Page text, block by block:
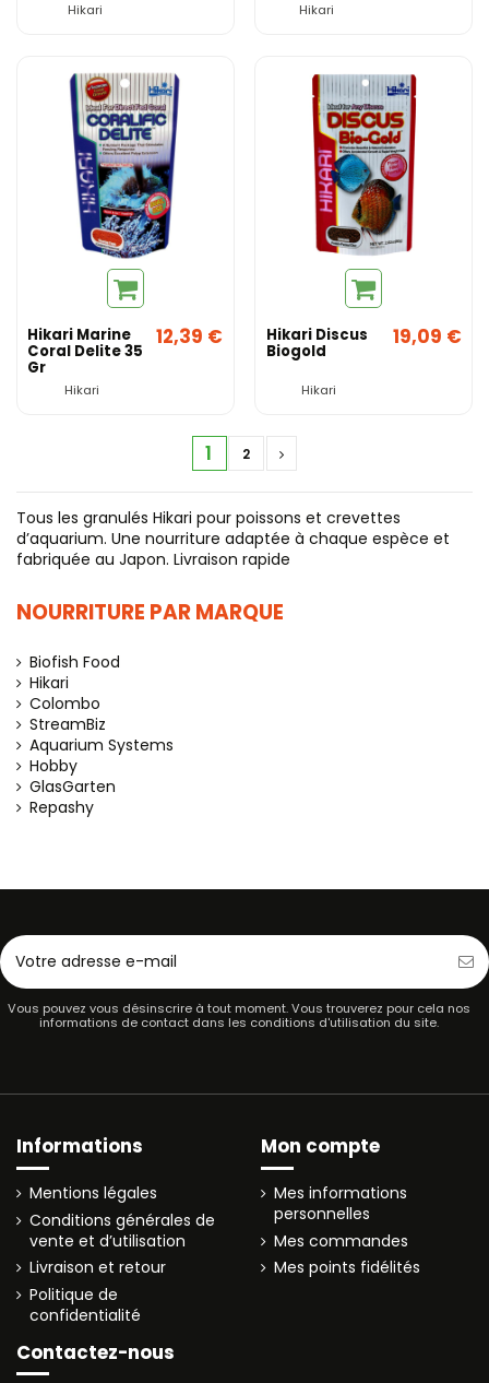
Hikari Hikari
Hikari Marine
Coral Delite 35
Gr
Hikari
12,39 € Hikari Discus
Biogold
Hikari
19,09 €
1 2
Tous les granulés Hikari pour poissons et crevettes
d’aquarium. Une nourriture adaptée à chaque espèce et
fabriquée au Japon. Livraison rapide
NOURRITURE PAR MARQUE
Biofish Food
Hikari
Colombo
StreamBiz
Aquarium Systems
Hobby
GlasGarten
Repashy
Vous pouvez vous désinscrire à tout moment. Vous trouverez pour cela nos
informations de contact dans les conditions d'utilisation du site.
Informations
Mentions légales
Conditions générales de
vente et d’utilisation
Livraison et retour
Politique de
confidentialité
Mon compte
Mes informations
personnelles
Mes commandes
Mes points fidélités
Contactez-nous